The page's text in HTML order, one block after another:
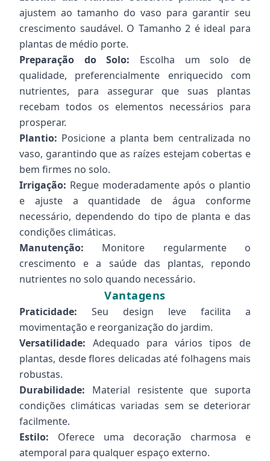
ajustem ao tamanho do vaso para garantir seu
crescimento saudável. O Tamanho 2 é ideal para
plantas de médio porte.
Preparação do Solo: Escolha um solo de
qualidade, preferencialmente enriquecido com
nutrientes, para assegurar que suas plantas
recebam todos os elementos necessários para
prosperar.
Plantio: Posicione a planta bem centralizada no
vaso, garantindo que as raízes estejam cobertas e
bem firmes no solo.
Irrigação: Regue moderadamente após o plantio
e ajuste a quantidade de água conforme
necessário, dependendo do tipo de planta e das
condições climáticas.
Manutenção: Monitore regularmente o
crescimento e a saúde das plantas, repondo
nutrientes no solo quando necessário.
Vantagens
Praticidade: Seu design leve facilita a
movimentação e reorganização do jardim.
Versatilidade: Adequado para vários tipos de
plantas, desde flores delicadas até folhagens mais
robustas.
Durabilidade: Material resistente que suporta
condições climáticas variadas sem se deteriorar
facilmente.
Estilo: Oferece uma decoração charmosa e
atemporal para qualquer espaço externo.